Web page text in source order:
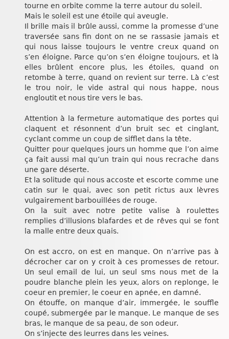
tourne en orbite comme la terre autour du soleil.
Mais le soleil est une étoile qui aveugle.
Il brille mais il brûle aussi, comme la promesse d’une
traversée sans fin dont on ne se rassasie jamais et
qui nous laisse toujours le ventre creux quand on
s’en éloigne. Parce qu’on s’en éloigne toujours, et là
elles brûlent encore plus, les étoiles, quand on
retombe à terre, quand on revient sur terre. Là c’est
le trou noir, le vide astral qui nous happe, nous
engloutit et nous tire vers le bas.
Attention à la fermeture automatique des portes qui
claquent et résonnent d’un bruit sec et cinglant,
cyclant comme un coup de sifflet dans la tête.
Quitter pour quelques jours un homme que l’on aime
ça fait aussi mal qu’un train qui nous recrache dans
une gare déserte.
Et la solitude qui nous accoste et escorte comme une
catin sur le quai, avec son petit rictus aux lèvres
vulgairement barbouillées de rouge.
On la suit avec notre petite valise à roulettes
remplies d’illusions blafardes et de rêves qui se font
la malle entre deux quais.
On est accro, on est en manque. On n’arrive pas à
décrocher car on y croit à ces promesses de retour.
Un seul email de lui, un seul sms nous met de la
poudre blanche plein les yeux, alors on replonge, le
coeur en premier, le coeur en apnée, en damné.
On étouffe, on manque d’air, immergée, le souffle
coupé, submergée par le manque. Le manque de ses
bras, le manque de sa peau, de son odeur.
On s’injecte des leurres dans les veines.